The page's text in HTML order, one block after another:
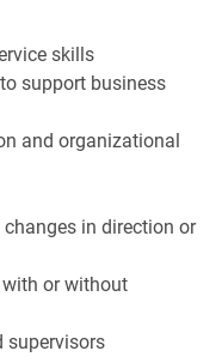
skills
support business
and organizational
in direction or
or without
supervisors